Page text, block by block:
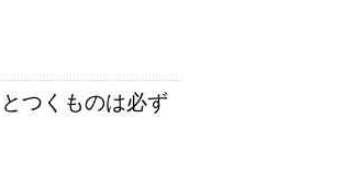
つくものは必ず